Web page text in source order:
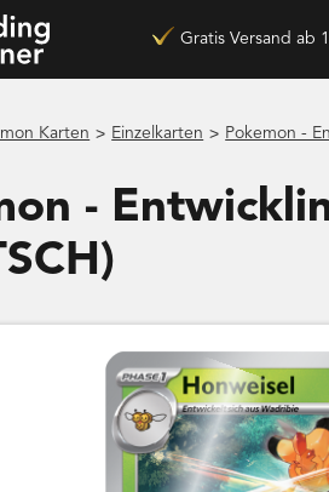
Gratis Versand ab
Karten > Einzelkarten > Pokemon -
-